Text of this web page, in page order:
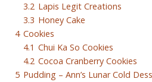
3.2 Lapis Legit Creations
3.3 Honey Cake
4 Cookies
4.1 Chui Ka So Cookies
4.2 Cocoa Cranberry Cookies
5 Pudding – Ann’s Lunar Cold